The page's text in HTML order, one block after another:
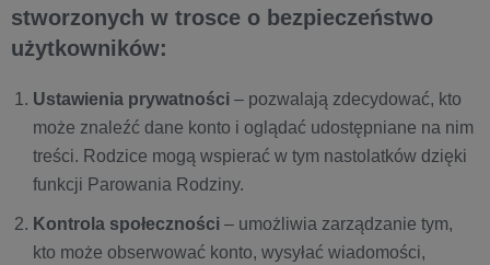
stworzonych w trosce o bezpieczeństwo
użytkowników:
Ustawienia prywatności – pozwalają zdecydować, kto
może znaleźć dane konto i oglądać udostępniane na nim
treści. Rodzice mogą wspierać w tym nastolatków dzięki
funkcji Parowania Rodziny.
Kontrola społeczności – umożliwia zarządzanie tym,
kto może obserwować konto, wysyłać wiadomości,